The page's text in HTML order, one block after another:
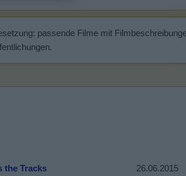
passende Filme mit
the Tracks 26.06.2015